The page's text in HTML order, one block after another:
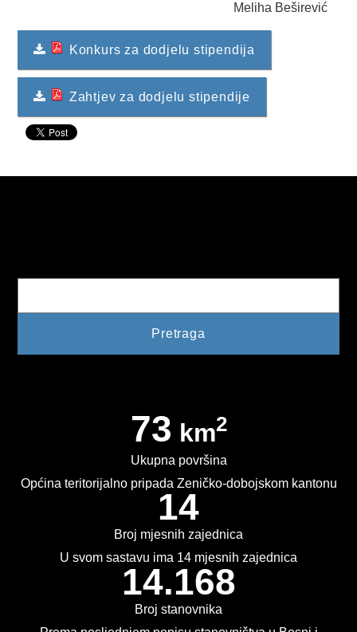
Meliha Beširević
Konkurs za dodjelu stipendija
Zahtjev za dodjelu stipendije
73 km2
Ukupna površina
Općina teritorijalno pripada Zeničko-dobojskom kantonu
14
Broj mjesnih zajednica
U svom sastavu ima 14 mjesnih zajednica
14.168
Broj stanovnika
SLUŽBA ZA PROSTORNO UREĐENJE
SLUŽBA ZA PRIVREDU
KONKURSI
OBAVJEŠTENJA
JAVNE NABAVKE
ODLUKE O PONIŠTENJU
REALIZACIJA UGOVORA
USLUGE IZ ANEKSA II DIO B ZJN BIH
KONKURSI ZA IZRADU IDEJNOG RJEŠENJA